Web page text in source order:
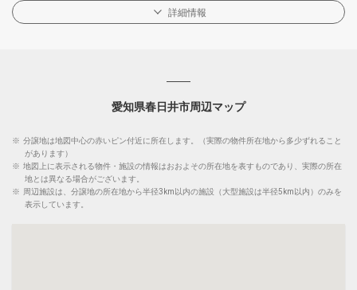
詳細情報
愛知県春日井市周辺マップ
※ 分譲地は地図中心の赤いピン付近に所在します。（実際の物件所在地から多少ずれること
があります）
※ 地図上に表示される物件・施設の情報はおおよその所在地を表すものであり、実際の所在
地とは異なる場合がございます。
※ 周辺施設は、分譲地の所在地から半径3km以内の施設（大型施設は半径5km以内）のみを
表示しています。